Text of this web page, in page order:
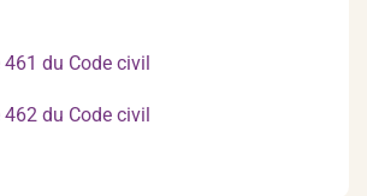
du Code civil
du Code civil